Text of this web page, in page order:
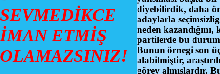
SEVMEDİKCE
İMAN ETMİŞ
OLAMAZSINIZ!
diyebilirdik, daha
adaylarla
neden
partilerde bu
Bunun örnegi son
alabilmiştir,
görev almışlardır.